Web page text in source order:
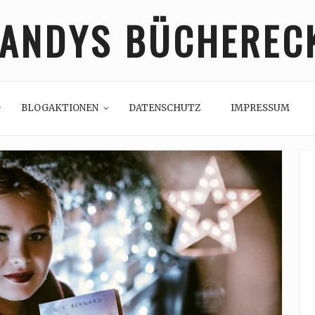
BLOGAKTIONEN DATENSCHUTZ IMPRESSUM